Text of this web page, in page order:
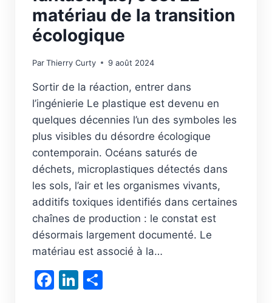
matériau de la transition
écologique
ParThierry Curty 9 août 2024
Sortir de la réaction, entrer dans
l’ingénierie Le plastique est devenu en
quelques décennies l’un des symboles les
plus visibles du désordre écologique
contemporain. Océans saturés de
déchets, microplastiques détectés dans
les sols, l’air et les organismes vivants,
additifs toxiques identifiés dans certaines
chaînes de production : le constat est
désormais largement documenté. Le
matériau est associé à la…
Facebook
LinkedIn